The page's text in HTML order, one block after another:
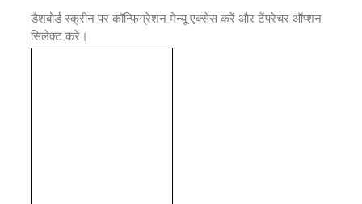
डैशबोर्ड स्क्रीन पर कॉन्फिग्रेशन मेन्यू एक्सेस करें और टेंपरेचर ऑप्शन
सिलेक्ट करें।